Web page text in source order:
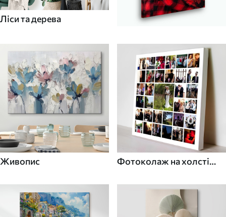
Ліси та дерева
Живопис
Фотоколаж на холсті